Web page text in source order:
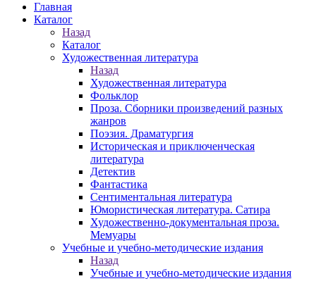
Главная
Каталог
Назад
Каталог
Художественная литература
Назад
Художественная литература
Фольклор
Проза. Сборники произведений разных
жанров
Поэзия. Драматургия
Историческая и приключенческая
литература
Детектив
Фантастика
Сентиментальная литература
Юмористическая литература. Сатира
Художественно-документальная проза.
Мемуары
Учебные и учебно-методические издания
Назад
Учебные и учебно-методические издания